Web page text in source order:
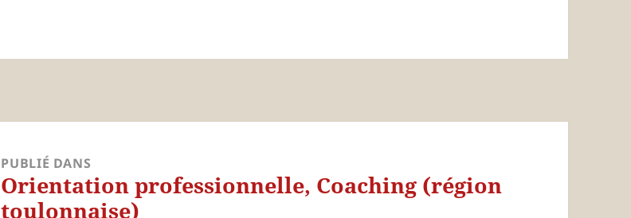
PUBLIÉ DANS
Orientation professionnelle, Coaching (région
toulonnaise)